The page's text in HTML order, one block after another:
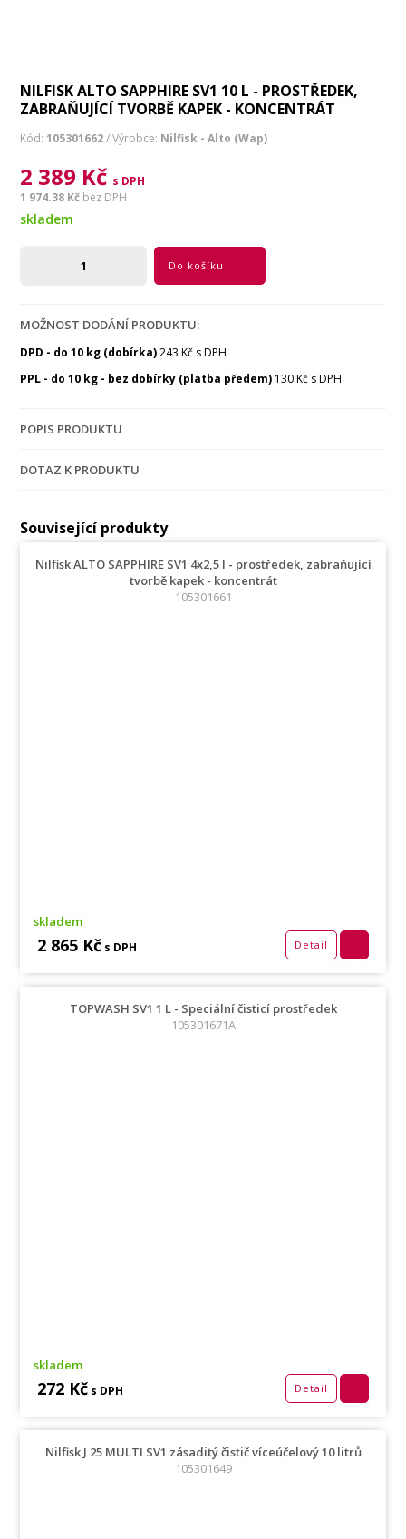
NILFISK ALTO SAPPHIRE SV1 10 L - PROSTŘEDEK,
ZABRAŇUJÍCÍ TVORBĚ KAPEK - KONCENTRÁT
Kód: 105301662/ Výrobce: Nilfisk - Alto (Wap)
2 389 Kč s DPH
1 974.38 Kč bez DPH
skladem
Do košíku
MOŽNOST DODÁNÍ PRODUKTU:
DPD - do 10 kg (dobírka) 243 Kč s DPH
PPL - do 10 kg - bez dobírky (platba předem) 130 Kč s DPH
POPIS PRODUKTU
DOTAZ K PRODUKTU
Související produkty
Nilfisk ALTO SAPPHIRE SV1 4x2,5 l - prostředek, zabraňující
tvorbě kapek - koncentrát
105301661
skladem
2 865 Kč s DPH Detail
TOPWASH SV1 1 L - Speciální čisticí prostředek
105301671A
skladem
272 Kč s DPH Detail
Nilfisk J 25 MULTI SV1 zásaditý čistič víceúčelový 10 litrů
105301649